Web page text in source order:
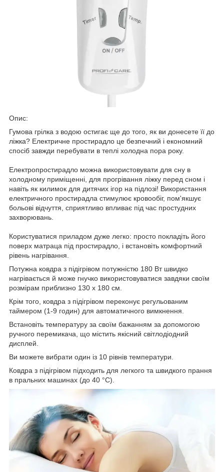
Опис:
Гумова грілка з водою остигає ще до того, як ви донесете її до
ліжка? Електричне простирадло це безпечний і економний
спосіб завжди перебувати в теплі холодна пора року.
Електропростирадло можна використовувати для сну в
холодному приміщенні, для прогрівання ліжку перед сном і
навіть як килимок для дитячих ігор на підлозі! Використання
електричного простирадла стимулює кровообіг, пом'якшує
больові відчуття, сприятливо впливає під час простудних
захворювань.
Користуватися приладом дуже легко: просто покладіть його
поверх матраца під простирадло, і встановіть комфортний
рівень нагрівання.
Потужна ковдра з підігрівом потужністю 180 Вт швидко
нагрівається й може гнучко використовуватися завдяки своїм
розмірам приблизно 130 x 180 см.
Крім того, ковдра з підігрівом переконує регульованим
таймером (1-9 годин) для автоматичного вимкнення.
Встановіть температуру за своїм бажанням за допомогою
ручного перемикача, що містить якісний світлодіодний
дисплей.
Ви можете вибрати один із 10 рівнів температури.
Ковдра з підігрівом підходить для легкого та швидкого прання
в пральних машинах (до 40 °C).